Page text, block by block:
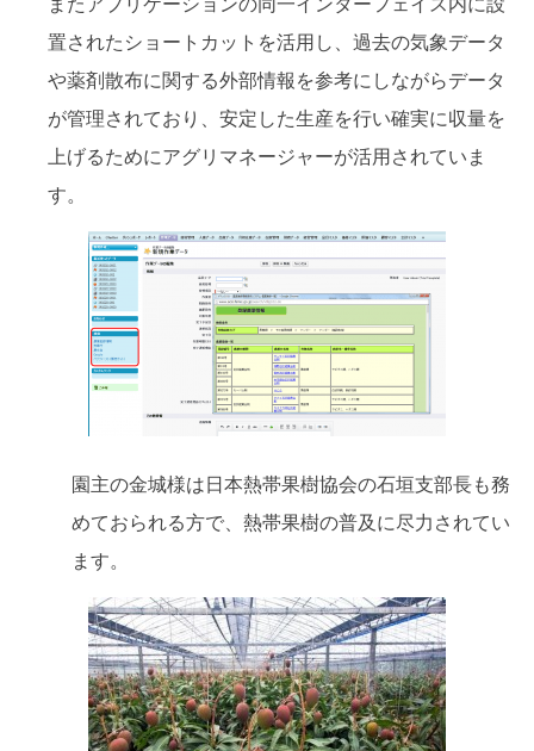
置されたショートカットを活用し、過去の気象データ
や薬剤散布に関する外部情報を参考にしながらデータ
が管理されており、安定した生産を行い確実に収量を
上げるためにアグリマネージャーが活用されていま
す。
園主の金城様は日本熱帯果樹協会の石垣支部長も務
めておられる方で、熱帯果樹の普及に尽力されてい
ます。